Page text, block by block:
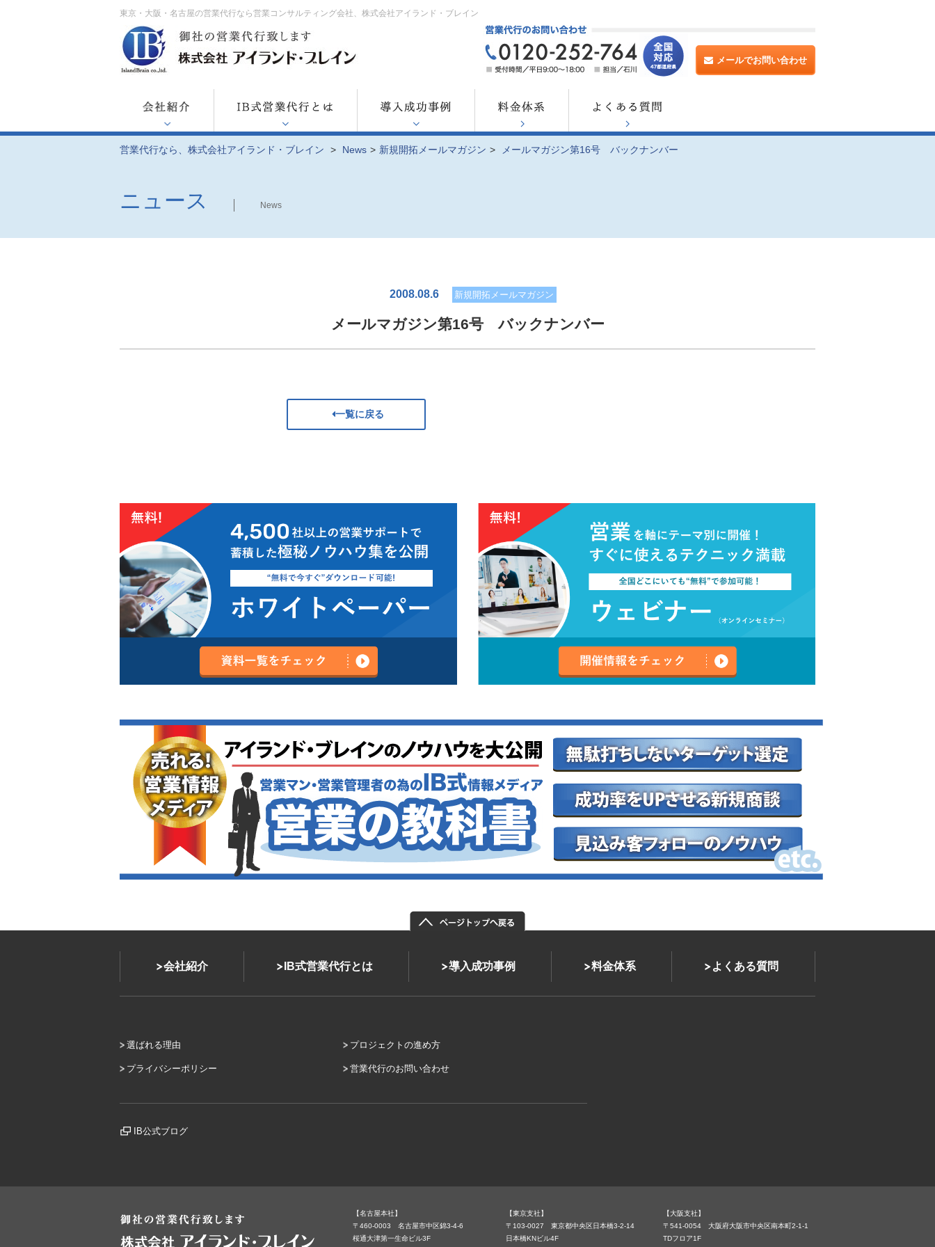
東京・大阪・名古屋の営業代行なら営業コンサルティング会社、株式会社アイランド・ブレイン
メールでお問い合わせ
営業代行なら、株式会社アイランド・ブレイン > News > 新規開拓メールマガジン > メールマガジン第16号 バックナンバー
ニュース News
2008.08.6 新規開拓メールマガジン
メールマガジン第16号 バックナンバー
一覧に戻る
会社紹介 IB式営業代行とは 導入成功事例 料金体系 よくある質問
選ばれる理由 プロジェクトの進め方
プライバシーポリシー 営業代行のお問い合わせ
IB公式ブログ
【名古屋本社】
〒460-0003 名古屋市中区錦3-4-6
桜通大津第一生命ビル3F
【東京支社】
〒103-0027 東京都中央区日本橋3-2-14
日本橋KNビル4F
【大阪支社】
〒541-0054 大阪府大阪市中央区南本町2-1-1
TDフロア1F